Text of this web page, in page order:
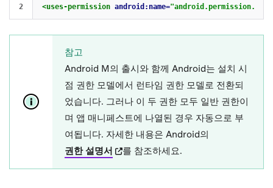
<uses-permission android:name=
참고
Android M의 출시와 함께 Android는 설치 시
점 권한 모델에서 런타임 권한 모델로 전환되
었습니다. 그러나 이 두 권한 모두 일반 권한이
며 앱 매니페스트에 나열된 경우 자동으로 부
여됩니다. 자세한 내용은 Android의
권한 설명서 (opens in new tab)
를 참조하세요.